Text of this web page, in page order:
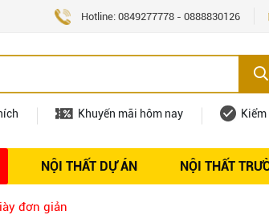
Hotline: 0849277778 - 0888830126
Khuyến mãi hôm nay
NỘI THẤT DỰ ÁN NỘI THẤT
đơn giản